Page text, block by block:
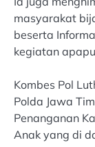
masyarakat
beserta
kegiatan
Kombes Pol
Polda Jawa
Penanganan
Anak yang di